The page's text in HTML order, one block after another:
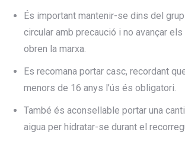
És important mantenir-se dins del
circular amb precaució i no avançar
obren la marxa.
Es recomana portar casc, recordant
menors de 16 anys l’ús és obligatori.
També és aconsellable portar una
aigua per hidratar-se durant el